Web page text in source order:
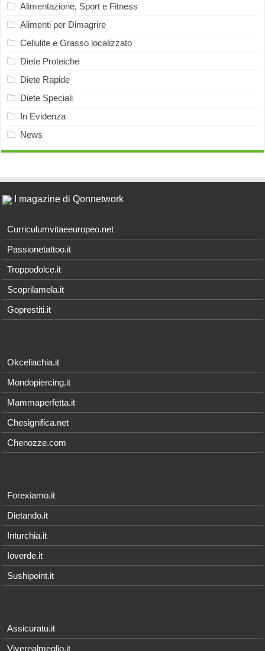
Alimentazione, Sport e Fitness
Alimenti per Dimagrire
Cellulite e Grasso localizzato
Diete Proteiche
Diete Rapide
Diete Speciali
In Evidenza
News
I magazine di Qonnetwork
Curriculumvitaeeuropeo.net
Passionetattoo.it
Troppodolce.it
Scoprilamela.it
Goprestiti.it
Okceliachia.it
Mondopiercing.it
Mammaperfetta.it
Chesignifica.net
Chenozze.com
Forexiamo.it
Dietando.it
Inturchia.it
Ioverde.it
Sushipoint.it
Assicuratu.it
Viverealmeglio.it